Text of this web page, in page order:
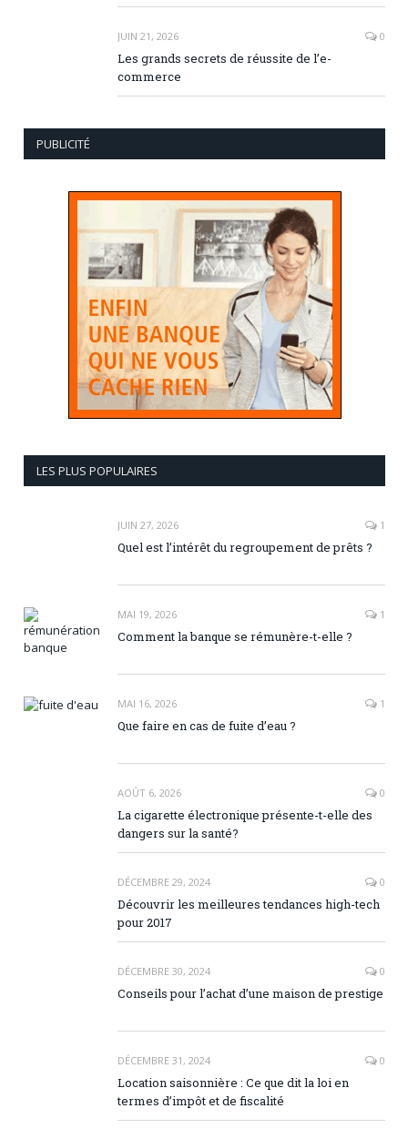
JUIN 21, 2026 0
Les grands secrets de réussite de l’e-
commerce
PUBLICITÉ
LES PLUS POPULAIRES
JUIN 27, 2026 1
Quel est l’intérêt du regroupement de prêts ?
MAI 19, 2026 1
Comment la banque se rémunère-t-elle ?
MAI 16, 2026 1
Que faire en cas de fuite d’eau ?
AOÛT 6, 2026 0
La cigarette électronique présente-t-elle des
dangers sur la santé?
DÉCEMBRE 29, 2024 0
Découvrir les meilleures tendances high-tech
pour 2017
DÉCEMBRE 30, 2024 0
Conseils pour l’achat d’une maison de prestige
DÉCEMBRE 31, 2024 0
Location saisonnière : Ce que dit la loi en
termes d’impôt et de fiscalité